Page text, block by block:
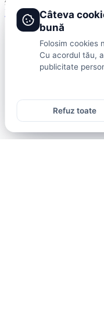
și analize din toate
Fotbal intern Fotbal extern
Câteva
bună
Folosim cookies
Cu acordul tău,
publicitate
Refuz toate